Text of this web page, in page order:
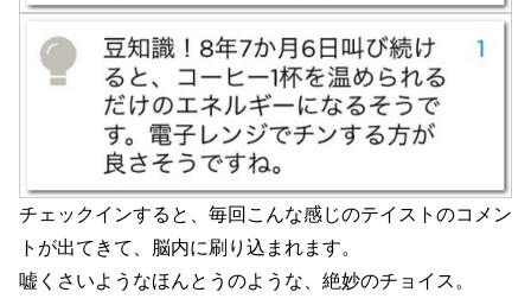
チェックインすると、毎回こんな感じのテイストのコメン
トが出てきて、脳内に刷り込まれます。
嘘くさいようなほんとうのような、絶妙のチョイス。